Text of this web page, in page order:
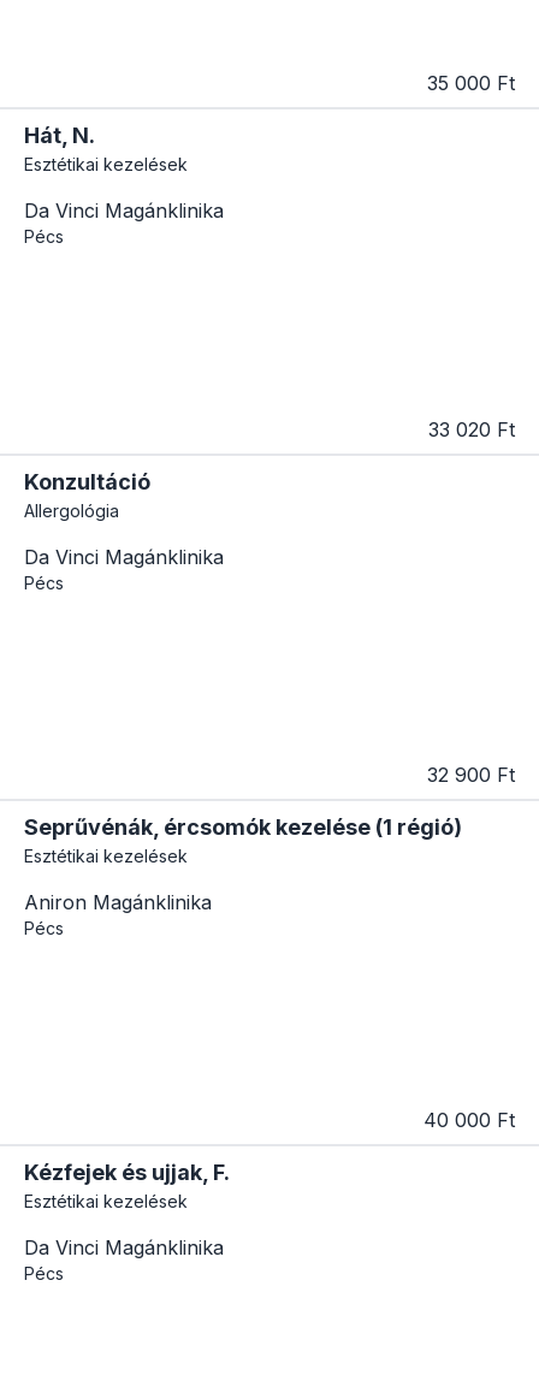
35 000 Ft
Hát, N.
Esztétikai kezelések
Da Vinci Magánklinika
Pécs
33 020 Ft
Konzultáció
Allergológia
Da Vinci Magánklinika
Pécs
32 900 Ft
Seprűvénák, ércsomók kezelése (1 régió)
Esztétikai kezelések
Aniron Magánklinika
Pécs
40 000 Ft
Kézfejek és ujjak, F.
Esztétikai kezelések
Da Vinci Magánklinika
Pécs